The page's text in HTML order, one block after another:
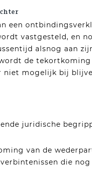
een
vastgesteld, en
alsnog aan
de
niet mogelijk bij
juridische
van de
die